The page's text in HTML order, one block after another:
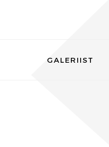
GALERIIST